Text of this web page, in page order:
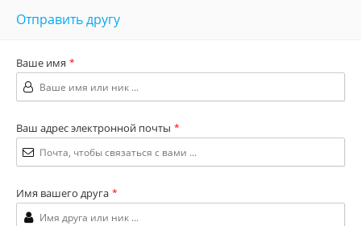
Отправить другу
Ваше имя *
Ваш адрес электронной почты *
Имя вашего друга *